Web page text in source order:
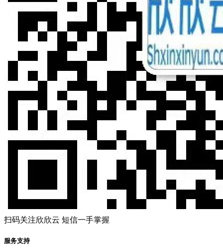
扫码关注欣欣云 短信一手掌握
服务支持